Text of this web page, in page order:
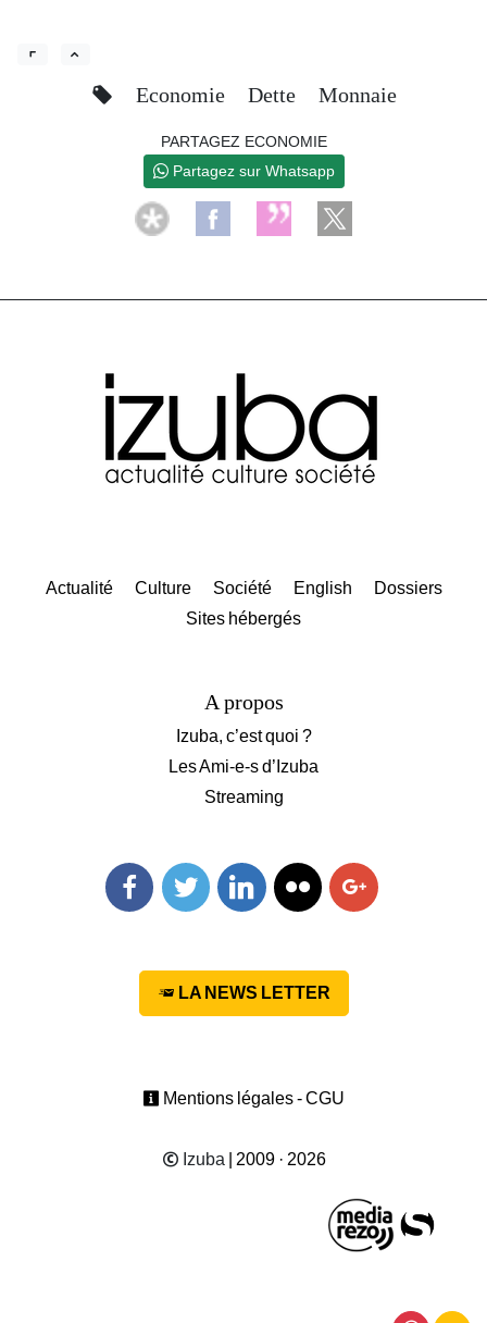
Economie Dette Monnaie
PARTAGEZ ECONOMIE
Partagez sur Whatsapp
Actualité Culture Société English
Dossiers
Sites hébergés
A propos
Izuba, c’est quoi ?
Les Ami-e-s d’Izuba
Streaming
LA NEWS LETTER
Mentions légales - CGU
Izuba | 2009 · 2026